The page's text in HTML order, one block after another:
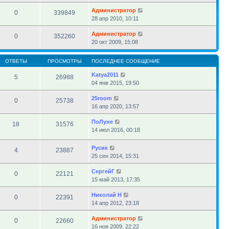
0 339849
Администратор
28 апр 2010, 10:11
0 352260
Администратор
20 окт 2009, 15:08
ОТВЕТЫ ПРОСМОТРЫ ПОСЛЕДНЕЕ СООБЩЕНИЕ
5 26988
Katya2011
04 янв 2015, 19:50
0 25738
25room
16 апр 2020, 13:57
18 31576
ПоЛуне
14 июл 2016, 00:18
4 23887
Русик
25 сен 2014, 15:31
0 22121
СергейГ
15 май 2013, 17:35
0 22391
Николай Н
14 апр 2012, 23:18
0 22660
Администратор
16 ноя 2009, 22:22